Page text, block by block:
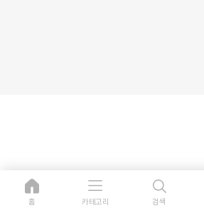
홈 카테고리 검색